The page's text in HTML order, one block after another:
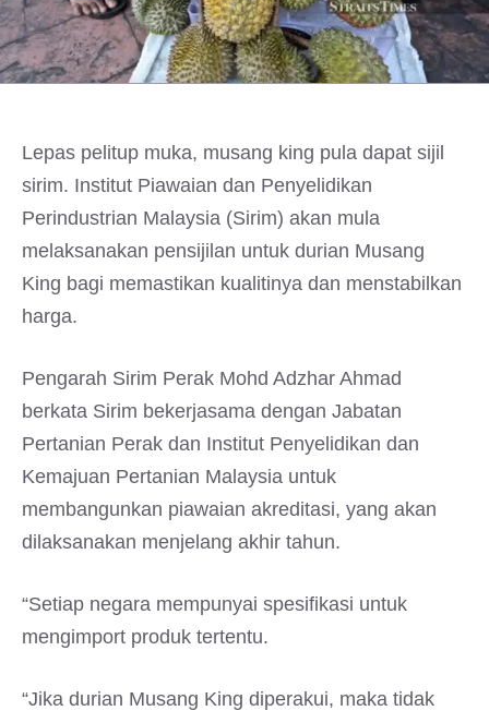
Lepas pelitup muka, musang king pula dapat sijil
sirim. Institut Piawaian dan Penyelidikan
Perindustrian Malaysia (Sirim) akan mula
melaksanakan pensijilan untuk durian Musang
King bagi memastikan kualitinya dan menstabilkan
harga.
Pengarah Sirim Perak Mohd Adzhar Ahmad
berkata Sirim bekerjasama dengan Jabatan
Pertanian Perak dan Institut Penyelidikan dan
Kemajuan Pertanian Malaysia untuk
membangunkan piawaian akreditasi, yang akan
dilaksanakan menjelang akhir tahun.
“Setiap negara mempunyai spesifikasi untuk
mengimport produk tertentu.
“Jika durian Musang King diperakui, maka tidak